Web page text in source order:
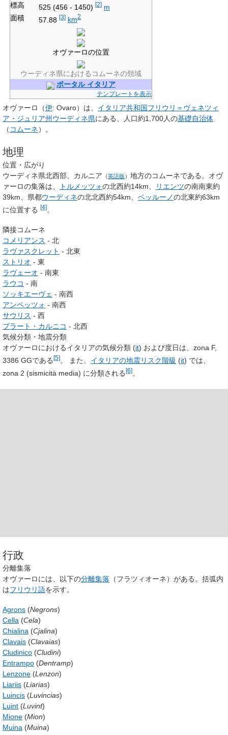
標高 525 (456 - 1450) [2] m
面積
57.88 [3] km2
オヴァーロの位置
ウーディネ県におけるコムーネの領域
ポータル イタリア
テンプレートを表示
オヴァーロ （伊: Ovaro）は、 イタリア共和国フリウリ＝ヴェネツィ
ア・ジュリア州ウーディネ県にある、人口約1,700人の基礎自治体
（ コムーネ）。
地理
位置・広がり
ウーディネ県北西部、 カルニア （英語版 ） 地方のコムーネである。オヴ
ァーロの集落は、
トルメッツォの北西約14km、 リエンツの南南東約
39km、県都ウーディネの北北西約54km、 ベッルーノの北東約63km
に位置する [4] 。
隣接コムーネ
コメリアンス - 北
ラヴァスクレット - 北東
ストリオ - 東
ラヴェーオ - 南東
ラウコ - 南
ソッキエーヴェ - 南西
アンペッツォ - 南西
サウリス - 西
プラート・カルニコ - 北西
気候分類・地震分類
オヴァーロにおけるイタリアの気候分類 (it) および度日は、zona F,
3386 GGである [5] 。 また、 イタリアの地震リスク階級 (it) では、
zona 2 (sismicità media) に分類される [6] 。
行政
分離集落
オヴァーロには、以下の分離集落 （フラツィオーネ）がある。括弧内
はフリウリ語を示す。
Agrons (Negrons)
Cella (Cela)
Chialina (Cjalina)
Clavais (Clavaias)
Cludinico (Cludini)
Entrampo (Dentramp)
Lenzone (Lenzon)
Liariis (Liarias)
Luincis (Luvincias)
Luint (Luvint)
Mione (Mion)
Muina (Muina)